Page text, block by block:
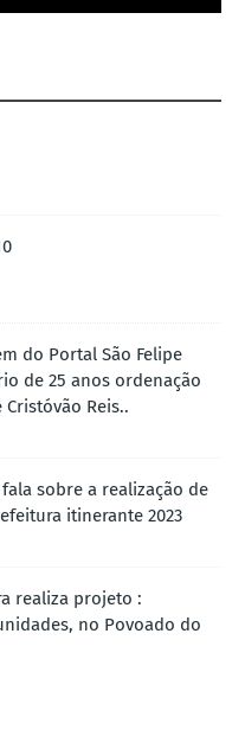
do Portal São Felipe
de 25 anos ordenação
Reis..
sobre a realização de
itinerante 2023
realiza projeto :
no Povoado do